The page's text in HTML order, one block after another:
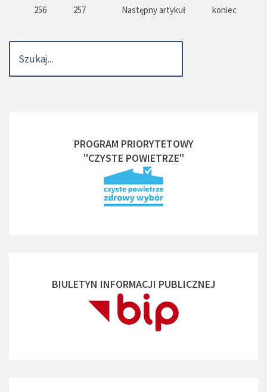
256 257 Następny artykuł koniec
PROGRAM PRIORYTETOWY
"CZYSTE POWIETRZE"
BIULETYN INFORMACJI PUBLICZNEJ